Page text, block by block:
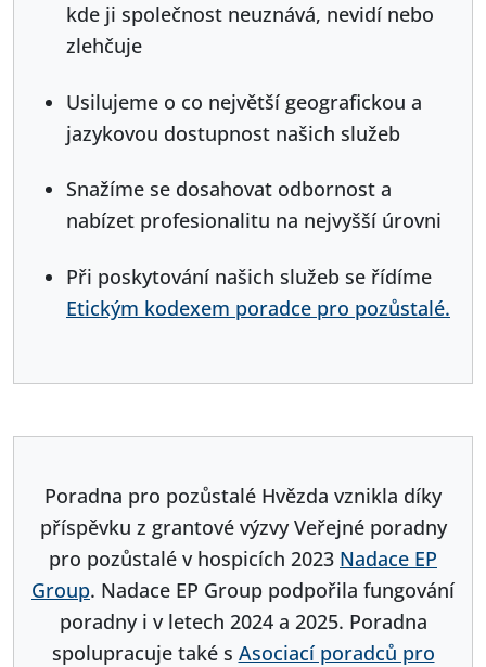
kde ji společnost neuznává, nevidí nebo
zlehčuje
Usilujeme o co největší geografickou a
jazykovou dostupnost našich služeb
Snažíme se dosahovat odbornost a
nabízet profesionalitu na nejvyšší úrovni
Při poskytování našich služeb se řídíme
Etickým kodexem poradce pro pozůstalé.
Poradna pro pozůstalé Hvězda vznikla díky
příspěvku z grantové výzvy Veřejné poradny
pro pozůstalé v hospicích 2023 Nadace EP
Group. Nadace EP Group podpořila fungování
poradny i v letech 2024 a 2025. Poradna
spolupracuje také s Asociací poradců pro